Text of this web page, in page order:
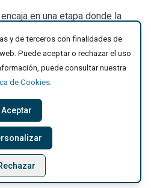
en una etapa donde la
exclusivamente de la
a apoyarse en la intención. No
pero sí cambia la forma en la
reduciendo la distancia entre
puede escuchar. En ese
genera música: abre una
y reinterpretarla. El
se use esa posibilidad.
y de terceros con finalidades de
Puede aceptar o rechazar el uso
puede consultar nuestra
de Cookies.
Aceptar